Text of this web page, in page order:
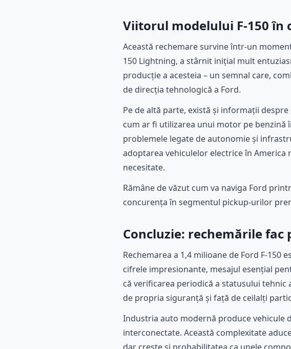
Viitorul modelului F-150
Această rechemare survine într-un
150 Lightning, a stârnit inițial mult
producție a acesteia – un semnal care,
de direcția tehnologică a Ford.
Pe de altă parte, există și informații
cum ar fi utilizarea unui motor pe benzină
problemele legate de autonomie și
adoptarea vehiculelor electrice în
necesitate.
Rămâne de văzut cum va naviga Ford
concurența în segmentul pickup-urilor
Concluzie: rechemările
Rechemarea a 1,4 milioane de Ford F-
cifrele impresionante, mesajul esențial
că verificarea periodică a statusului
de propria siguranță și față de ceilalți
Industria auto modernă produce vehicule
interconectate. Această complexitate
dar crește și probabilitatea ca unele